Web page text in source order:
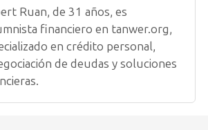
Ruan, de 31 años, es
financiero en tanwer.org,
en crédito personal,
de deudas y soluciones